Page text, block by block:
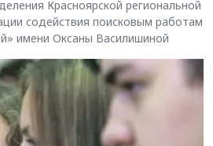
Красноярской региональной
содействия поисковым работам
имени Оксаны Василишиной